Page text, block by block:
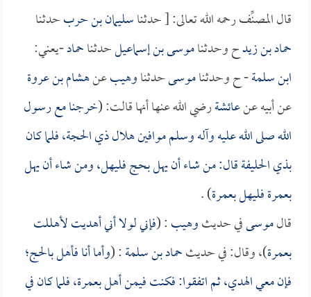
قال المصنِّف رحمه الله تعالى: [ حدثناسليمان بن حربحدثنا
حماد بن زيدح وحدثناموسى بن إسماعيلحدثناحماد-يعني:
ابن سلمة- ح وحدثناموسىحدثناوهيبعنهشام بن عروة
عن أبيه عنعائشةرضي الله عنها أنها قالت: (خرجنا مع رسول
الله صلى الله عليه وآله وسلم موافين هلال ذي الحجة، فلما كان
بذي الحليفة قال: من شاء أن يهل بحج فليهل، ومن شاء أن يهل
بعمرة فليهل بعمرة) .
قالموسىفي حديثوهيب: (فإني لولا أني أهديت لأهللت
بعمرة)، وقال: في حديثحماد بن سلمة: (وأما أنا فأهل بالحج؛
فإن معي الهدي، ثم اتفقوا: فكنت فيمن أهل بعمرة، فلما كان في